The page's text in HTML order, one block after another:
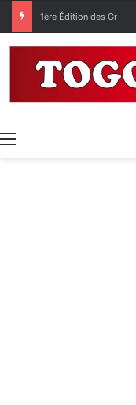
Menu